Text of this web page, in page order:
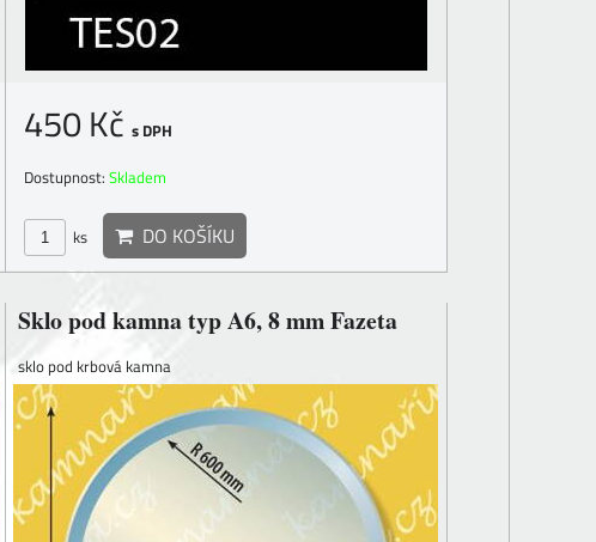
450 Kč s DPH
Dostupnost: Skladem
ks DO KOŠÍKU
Sklo pod kamna typ A6, 8 mm Fazeta
sklo pod krbová kamna